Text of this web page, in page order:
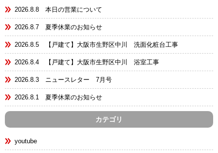
2026.8.8 本日の営業について
2026.8.7 夏季休業のお知らせ
2026.8.5 【戸建て】大阪市生野区中川 洗面化粧台工事
2026.8.4 【戸建て】大阪市生野区中川 浴室工事
2026.8.3 ニュースレター 7月号
2026.8.1 夏季休業のお知らせ
カテゴリ
youtube